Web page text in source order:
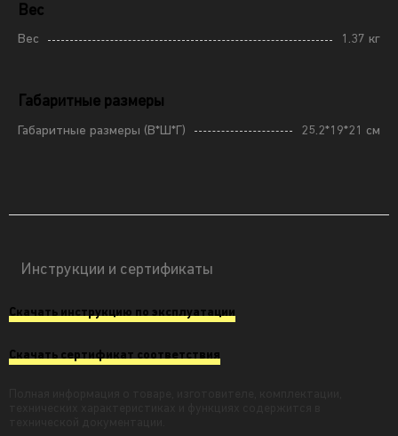
Вес
Вес 1.37 кг
Габаритные размеры
Габаритные размеры (В*Ш*Г) 25.2*19*21 см
Инструкции и сертификаты
Скачать инструкцию по эксплуатации
Скачать сертификат соответствия